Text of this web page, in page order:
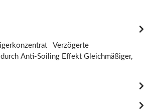
Verzögerte
Anti-Soiling Effekt Gleichmäßiger,